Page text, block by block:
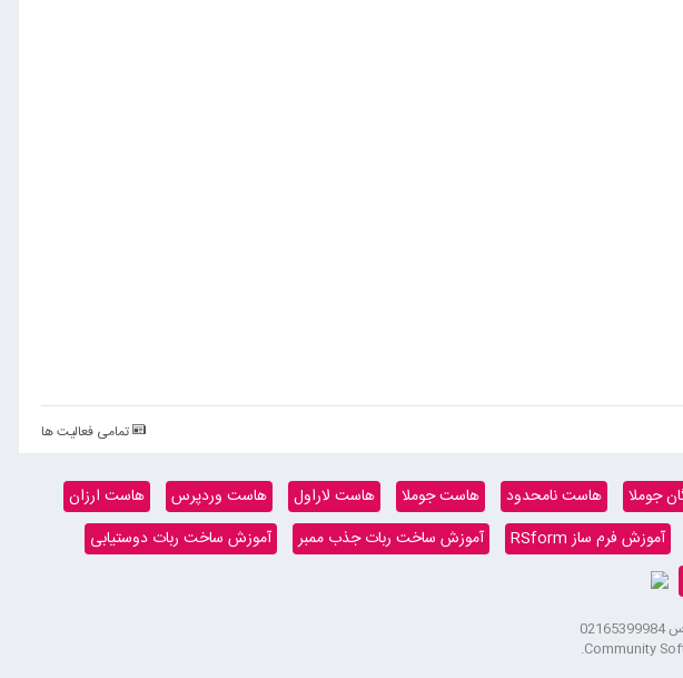
تمامی فعالیت ها
جوملا هاست نامحدود هاست جوملا هاست لاراول هاست وردپرس
هاست ارزان
آموزش فرم ساز RSform آموزش ساخت ربات جذب ممبر
آموزش ساخت ربات دوستیابی
Community